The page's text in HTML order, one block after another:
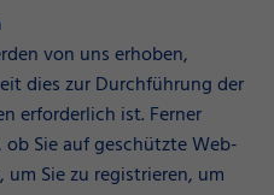
von uns erhoben,
dies zur Durchführung der
erforderlich ist. Ferner
Sie auf geschützte Web-
Sie zu registrieren, um